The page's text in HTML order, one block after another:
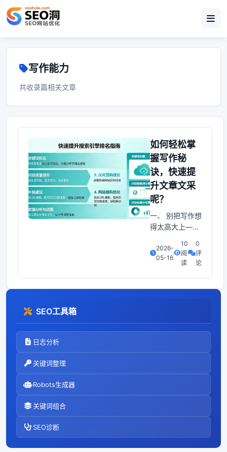
写作能力
共收录篇相关文章
如何轻松掌
握写作秘
诀，快速提
升文章文采
呢？
一、 别把写作想
得太高大上——
说一句，这玩意
儿其实跟给网站
2026-
05-16
10
阅
读
0
评
论
SEO工具箱
日志分析
关键词整理
Robots生成器
关键词组合
SEO诊断